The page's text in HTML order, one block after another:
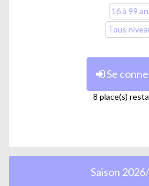
16 à 99
Tous
Se
8 place(s)
Saison